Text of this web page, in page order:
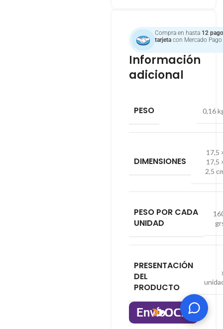
Compra en hasta 12
tarjetacon Mercado Pago
Información
adicional
PESO 0,16
DIMENSIONES
17,5
17,5
2,5
PESO POR CADA
UNIDAD
PRESENTACIÓN
DEL
PRODUCTO
Envío